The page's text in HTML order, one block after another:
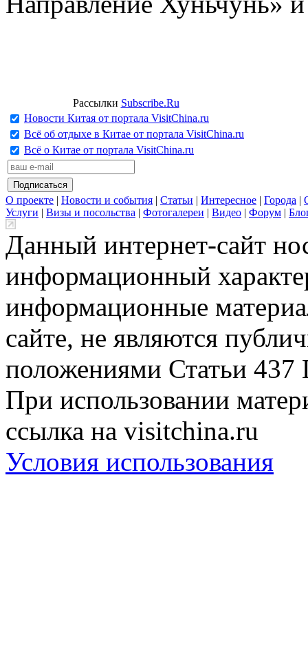
Рассылки Subscribe.Ru
Новости Китая от портала VisitChina.ru
Всё об отдыхе в Китае от портала VisitChina.ru
Всё о Китае от портала VisitChina.ru
О проекте | Новости и события | Статьи | Интересное | Города |
Услуги | Визы и посольства | Фотогалереи | Видео | Форум |
Данный интернет-сайт
информационный
информационные
сайте, не являются
положениями Статьи 437
При использовании
ссылка на visitchina.ru
Условия использования